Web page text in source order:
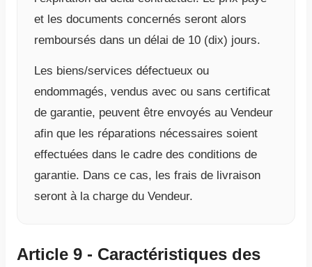
et les documents concernés seront alors
remboursés dans un délai de 10 (dix) jours.
Les biens/services défectueux ou
endommagés, vendus avec ou sans certificat
de garantie, peuvent être envoyés au Vendeur
afin que les réparations nécessaires soient
effectuées dans le cadre des conditions de
garantie. Dans ce cas, les frais de livraison
seront à la charge du Vendeur.
Article 9 - Caractéristiques des